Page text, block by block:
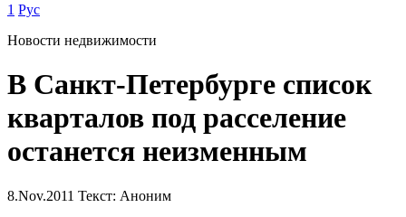
1 Рус
Новости недвижимости
В Санкт-Петербурге список
кварталов под расселение
останется неизменным
8.Nov.2011 Текст: Аноним